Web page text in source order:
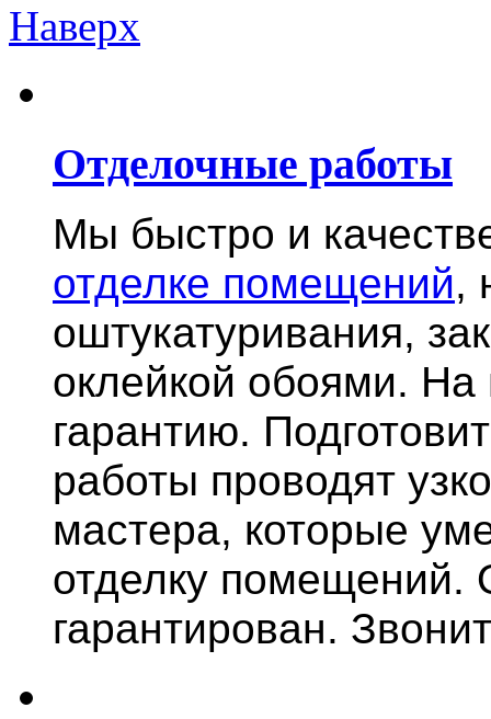
Наверх
Отделочные работы
Мы быстро и
отделке помещений,
оштукатуривания,
оклейкой обоями.
гарантию.
работы проводят
мастера, которые
отделку помещений.
гарантирован.